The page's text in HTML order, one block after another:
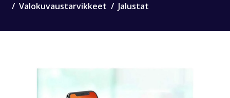
Valokuvaustarvikkeet Jalustat